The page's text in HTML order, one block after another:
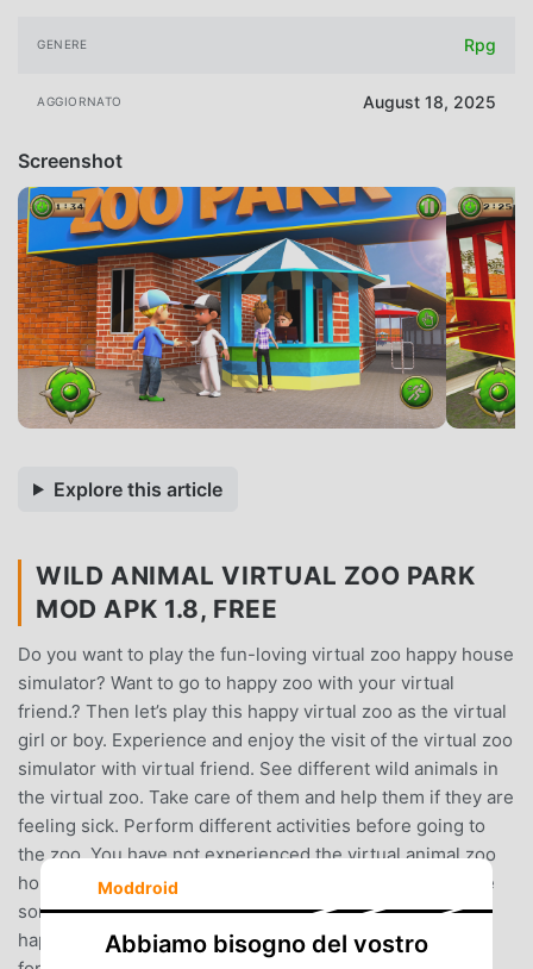
GENERE Rpg
AGGIORNATO August 18, 2025
Screenshot
Explore this article
WILD ANIMAL VIRTUAL ZOO PARK
MOD APK 1.8, FREE
Do you want to play the fun-loving virtual zoo happy house
simulator? Want to go to happy zoo with your virtual
friend.? Then let’s play this happy virtual zoo as the virtual
girl or boy. Experience and enjoy the visit of the virtual zoo
simulator with virtual friend. See different wild animals in
the virtual zoo. Take care of them and help them if they are
feeling sick. Perform different activities before going to
the zoo. You have not experienced the virtual animal zoo
house before. So, be there on time before it closes.Have
some breakfast in the morning in the virtual house with
happy simulator. Take permission from your virtual mom
Moddroid
Abbiamo bisogno del vostro